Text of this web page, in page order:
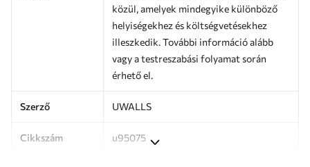
közül, amelyek mindegyike különböző
helyiségekhez és költségvetésekhez
illeszkedik. További információ alább
vagy a testreszabási folyamat során
érhető el.
Szerző UWALLS
Cikkszám u95075